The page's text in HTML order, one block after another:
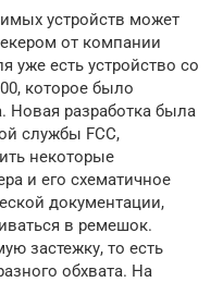
устройств может
от компании
уже есть устройство со
которое было
Новая разработка была
службы FCC,
некоторые
и его схематичное
документации,
в ремешок.
застежку, то есть
обхвата. На